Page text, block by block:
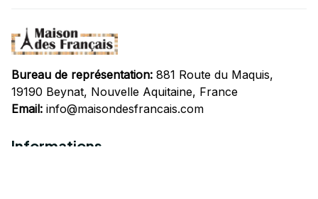
Bureau de représentation: 881 Route du Maquis,
19190 Beynat, Nouvelle Aquitaine, France
Email: info@maisondesfrancais.com
Informations